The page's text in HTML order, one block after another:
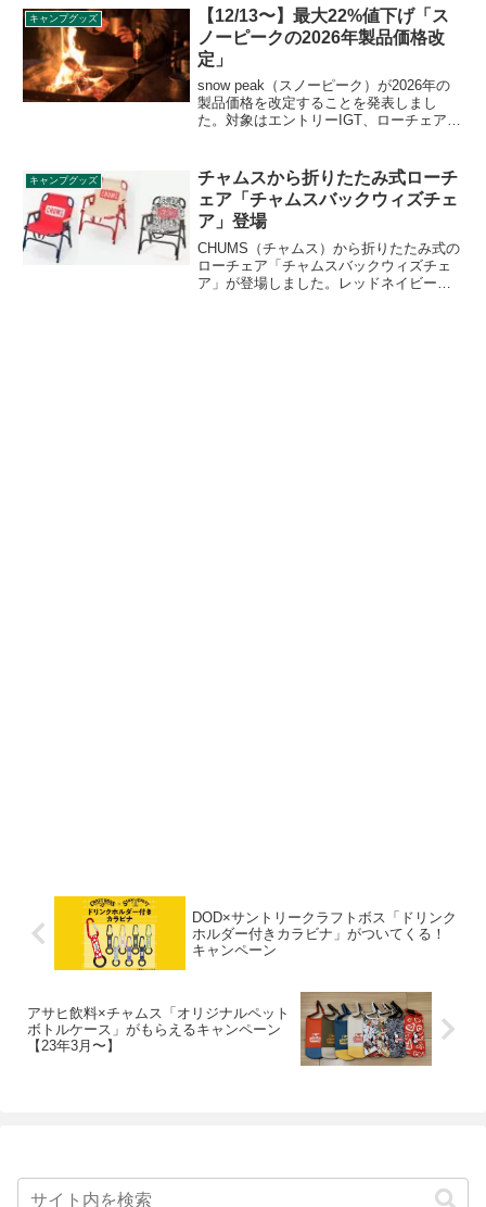
ルなので、アウトドアとも相性抜群で
す。詳細をレビューします。
キャンプグッズ
【12/13〜】最大22%値下げ「ス
ノーピークの2026年製品価格改
定」
snow peak（スノーピーク）が2026年の
製品価格を改定することを発表しまし
た。対象はエントリーIGT、ローチェア
定後の新価格が適用されます。詳細をレ
ビューします。
キャンプグッズ
チャムスから折りたたみ式ローチ
ェア「チャムスバックウィズチェ
ア」登場
CHUMS（チャムス）から折りたたみ式の
ローチェア「チャムスバックウィズチェ
ア」が登場しました。レッドネイビー、
DOD×サントリークラフトボス「ドリンク
ホルダー付きカラビナ」がついてくる！
キャンペーン
アサヒ飲料×チャムス「オリジナルペット
ボトルケース」がもらえるキャンペーン
【23年3月〜】